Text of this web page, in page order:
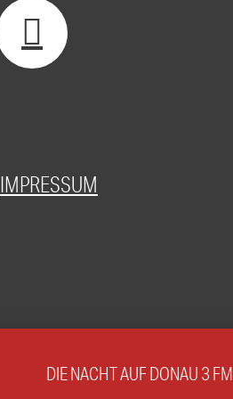
IMPRESSUM
DIE NACHT AUF DONAU 3 FM